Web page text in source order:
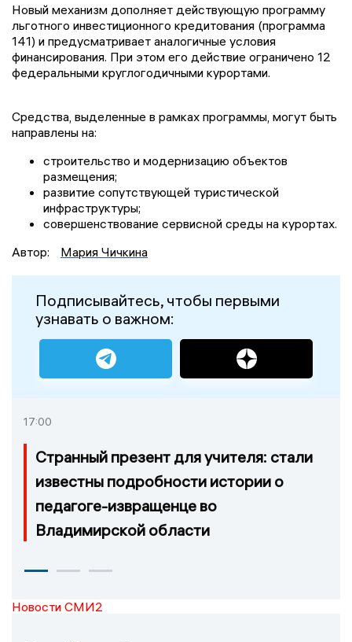
Новый механизм дополняет действующую программу
льготного инвестиционного кредитования (программа
141) и предусматривает аналогичные условия
финансирования. При этом его действие ограничено 12
федеральными круглогодичными курортами.
Средства, выделенные в рамках программы, могут быть
направлены на:
строительство и модернизацию объектов
размещения;
развитие сопутствующей туристической
инфраструктуры;
совершенствование сервисной среды на курортах.
Автор:
Мария Чичкина
Подписывайтесь, чтобы первыми
узнавать о важном:
17:00
Странный презент для учителя: стали
известны подробности истории о
педагоге-извращенце во
Владимирской области
Новости СМИ2